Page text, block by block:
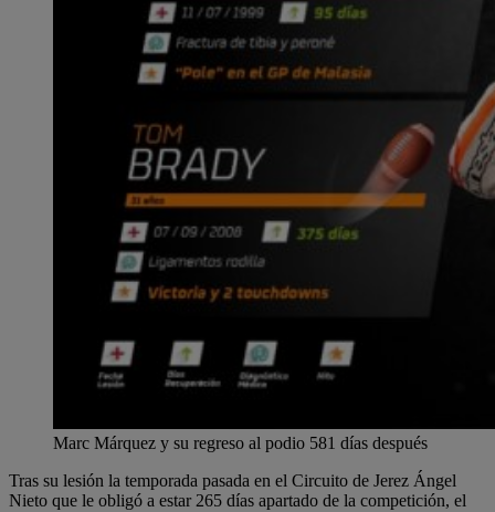
Marc Márquez y su regreso al podio 581 días después
Tras su lesión la temporada pasada en el Circuito de Jerez Ángel
Nieto que le obligó a estar 265 días apartado de la competición, el